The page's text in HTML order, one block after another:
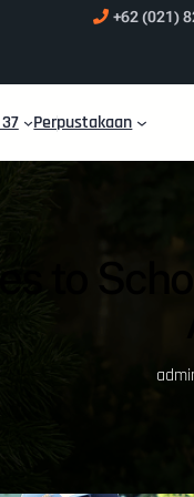
+62 (021)
Perpustakaan
to